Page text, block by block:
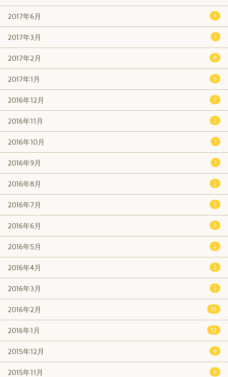
4
2017年6月
1
2017年3月
8
2017年2月
5
2017年1月
7
2016年12月
2
2016年11月
1
2016年10月
1
2016年9月
2
2016年8月
3
2016年7月
3
2016年6月
2
2016年5月
2
2016年4月
2
2016年3月
13
2016年2月
12
2016年1月
8
2015年12月
6
2015年11月